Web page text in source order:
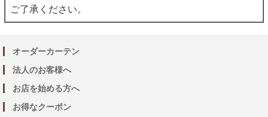
ご了承ください。
オーダーカーテン
法人のお客様へ
お店を始める方へ
お得なクーポン